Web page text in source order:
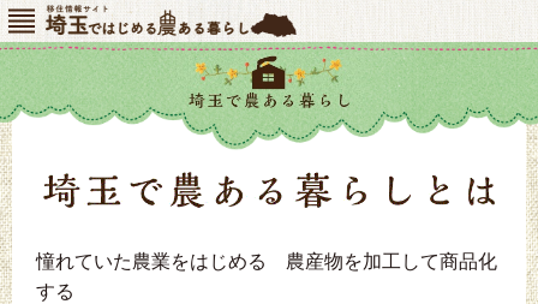
埼玉ではじめる農ある暮らし
メニ
ュー
憧れていた農業をはじめる 農産物を加工して商品化
する